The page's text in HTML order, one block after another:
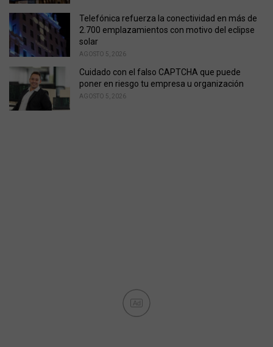
Telefónica refuerza la conectividad en más de
2.700 emplazamientos con motivo del eclipse
solar
AGOSTO 5, 2026
Cuidado con el falso CAPTCHA que puede
poner en riesgo tu empresa u organización
AGOSTO 5, 2026
Ad